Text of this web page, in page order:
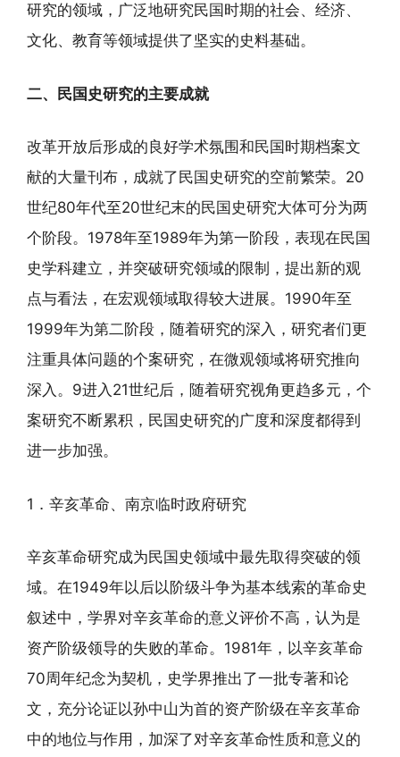
研究的领域，广泛地研究民国时期的社会、经济、
文化、教育等领域提供了坚实的史料基础。
二、民国史研究的主要成就
改革开放后形成的良好学术氛围和民国时期档案文
献的大量刊布，成就了民国史研究的空前繁荣。20
世纪80年代至20世纪末的民国史研究大体可分为两
个阶段。1978年至1989年为第一阶段，表现在民国
史学科建立，并突破研究领域的限制，提出新的观
点与看法，在宏观领域取得较大进展。1990年至
1999年为第二阶段，随着研究的深入，研究者们更
注重具体问题的个案研究，在微观领域将研究推向
深入。9进入21世纪后，随着研究视角更趋多元，个
案研究不断累积，民国史研究的广度和深度都得到
进一步加强。
1．辛亥革命、南京临时政府研究
辛亥革命研究成为民国史领域中最先取得突破的领
域。在1949年以后以阶级斗争为基本线索的革命史
叙述中，学界对辛亥革命的意义评价不高，认为是
资产阶级领导的失败的革命。1981年，以辛亥革命
70周年纪念为契机，史学界推出了一批专著和论
文，充分论证以孙中山为首的资产阶级在辛亥革命
中的地位与作用，加深了对辛亥革命性质和意义的